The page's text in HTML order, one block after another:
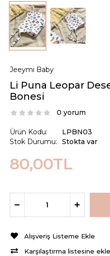
Jeeymi Baby
Li Puna Leopar
Bonesi
0 yorum
Ürün Kodu:
Stok Durumu:
LPBN03
Stokta var
80,00TL
Alışveriş Listeme Ekle
Karşılaştırma listesine ekle